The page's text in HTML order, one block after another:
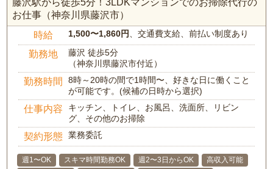
藤沢駅から徒歩5分！3LDKマンションでのお掃除代行の
お仕事（神奈川県藤沢市）
時給 1,500〜1,860円、交通費支給、前払い制度あり
勤務地
藤沢 徒歩5分
（神奈川県藤沢市付近）
勤務時間
8時～20時の間で1時間〜、好きな日に働くこと
が可能です。(候補の日時から選択)
仕事内容
キッチン、トイレ、お風呂、洗面所、リビン
グ、その他のお掃除
契約形態 業務委託
週1〜OK スキマ時間勤務OK 週2〜3日からOK
高収入可能